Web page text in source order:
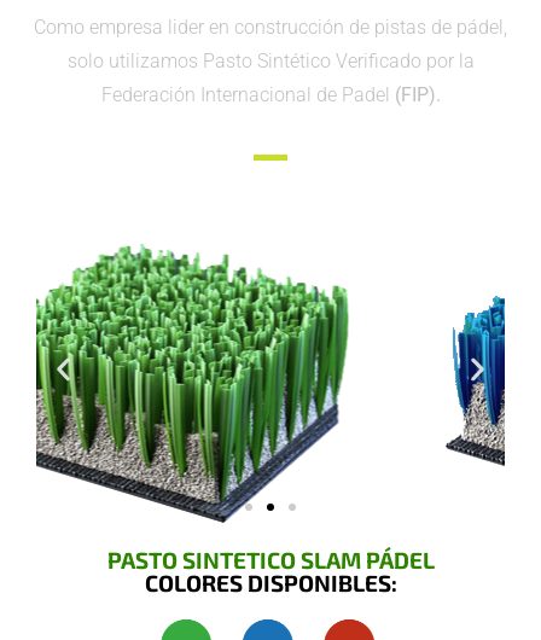
Como empresa lider en construcción de pistas de pádel,
solo utilizamos Pasto Sintético Verificado por la
Federación Internacional de Padel (FIP).
PASTO SINTETICO SLAM PÁDEL
COLORES DISPONIBLES: